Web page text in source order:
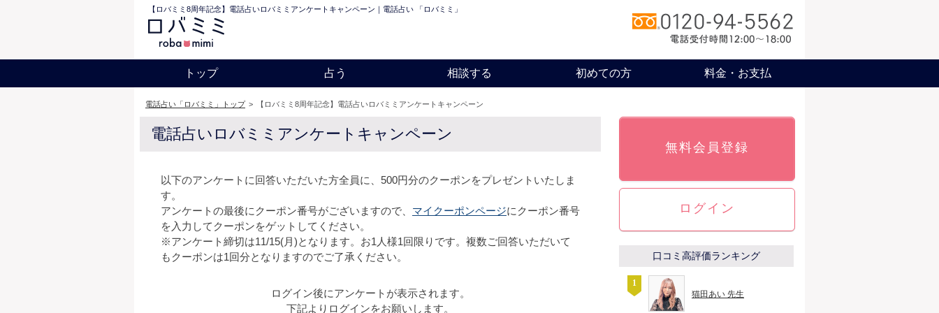
【ロバミミ8周年記念】電話占いロバミミアンケートキャンペーン｜電話占い 「ロバミミ」
トップ 占う 相談する 初めての方 料金・お支払
電話占い「ロバミミ」トップ > 【ロバミミ8周年記念】電話占いロバミミアンケートキャンペーン
電話占いロバミミアンケートキャンペーン
以下のアンケートに回答いただいた方全員に、500円分のクーポンをプレゼントいたしま
す。
アンケートの最後にクーポン番号がございますので、 マイクーポンページにクーポン番号
を入力してクーポンをゲットしてください。
※アンケート締切は11/15(月)となります。お1人様1回限りです。複数ご回答いただいて
もクーポンは1回分となりますのでご了承ください。
ログイン後にアンケートが表示されます。
下記よりログインをお願いします。
無料会員登録
ログイン
口コミ高評価ランキング
猫田あい 先生